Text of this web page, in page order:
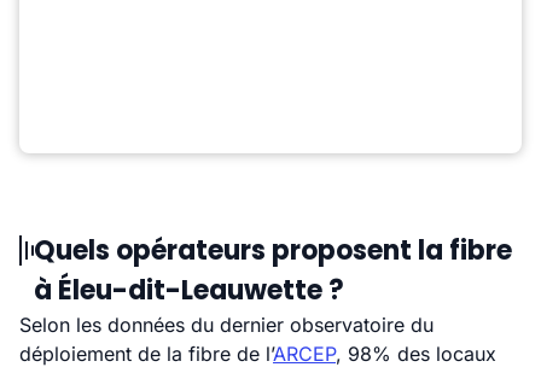
Quels opérateurs proposent la fibre
à Éleu-dit-Leauwette ?
Selon les données du dernier observatoire du
déploiement de la fibre de l’ARCEP, 98% des locaux